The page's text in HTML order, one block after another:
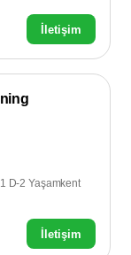
İletişim
D-2 Yaşamkent
İletişim